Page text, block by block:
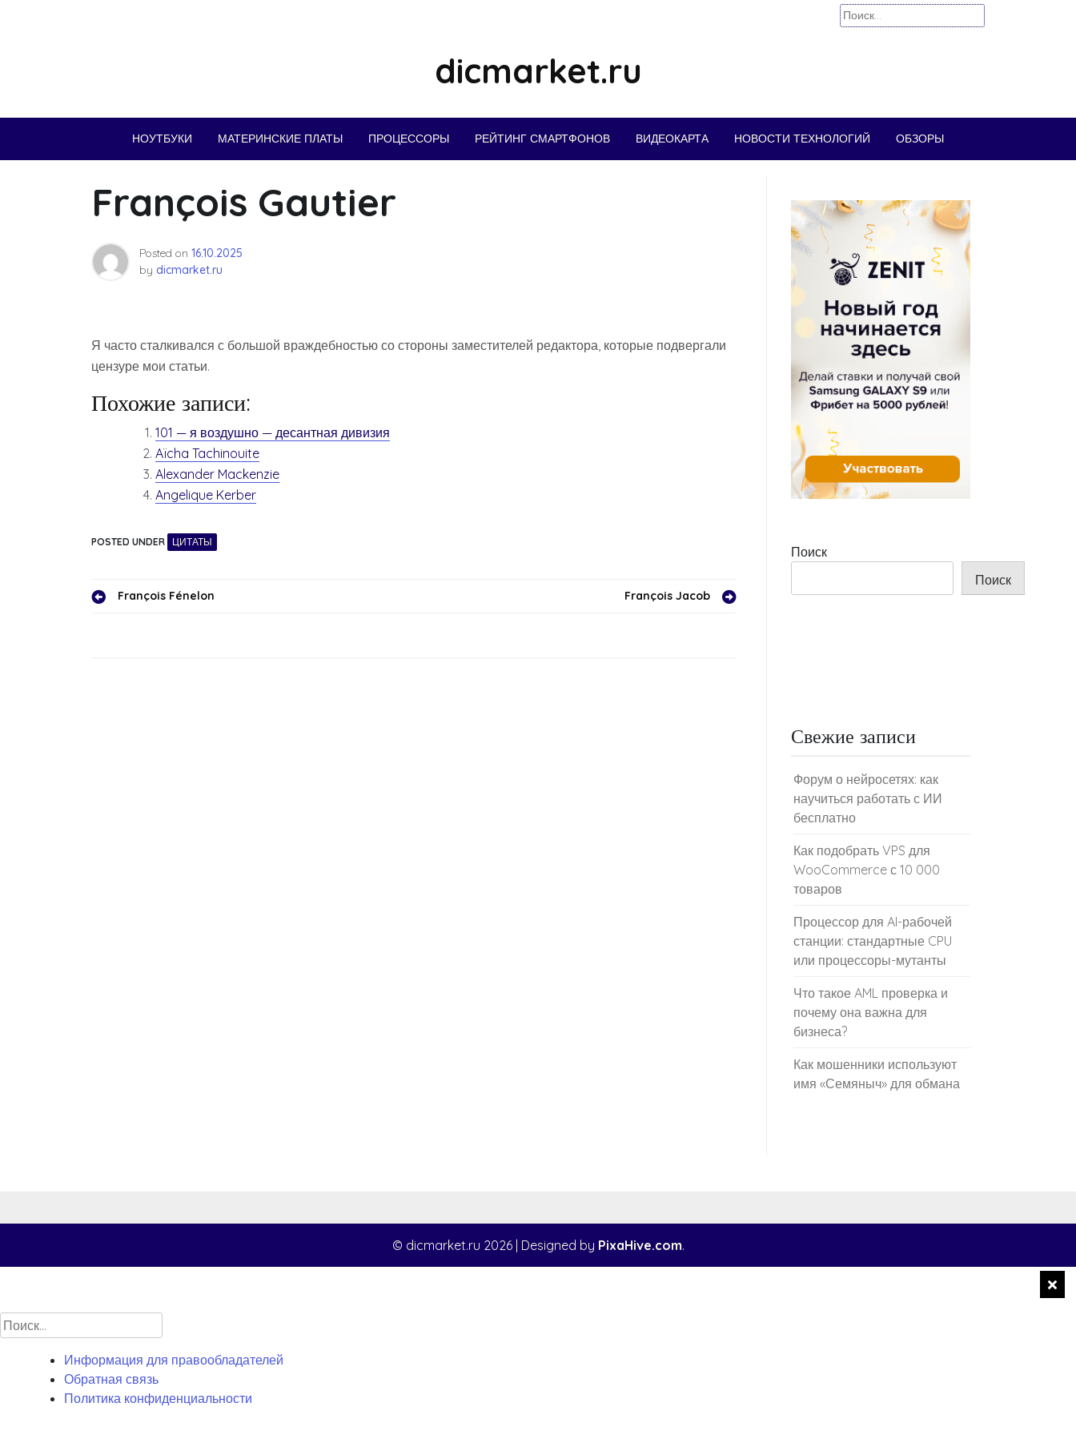
Найти:
dicmarket.ru
НОУТБУКИ МАТЕРИНСКИЕ ПЛАТЫ ПРОЦЕССОРЫ РЕЙТИНГ СМАРТФОНОВ ВИДЕОКАРТА НОВОСТИ ТЕХНОЛОГИЙ ОБЗОРЫ
François Gautier
Posted on 16.10.2025
by dicmarket.ru
Я часто сталкивался с большой враждебностью со стороны заместителей редактора, которые подвергали
цензуре мои статьи.
Похожие записи:
101 — я воздушно — десантная дивизия
Aïcha Tachinouite
Alexander Mackenzie
Angelique Kerber
POSTED UNDER ЦИТАТЫ
Навигация
François Fénelon François Jacob
Поиск
Поиск
Свежие записи
Форум о нейросетях: как
научиться работать с ИИ
бесплатно
Как подобрать VPS для
WooCommerce с 10 000
товаров
Процессор для AI-рабочей
станции: стандартные CPU
или процессоры-мутанты
Что такое AML проверка и
почему она важна для
бизнеса?
Как мошенники используют
имя «Семяныч» для обмана
© dicmarket.ru 2026 Designed by PixaHive.com.
Найти:
Информация для правообладателей
Обратная связь
Политика конфиденциальности